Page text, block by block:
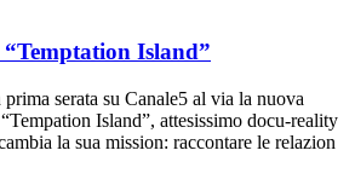
Island”
serata su Canale5 al via la nuova
Island”, attesissimo docu-reality
la sua mission: raccontare le relazion